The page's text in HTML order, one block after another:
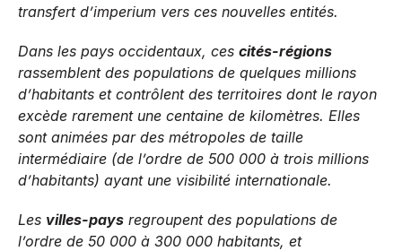
transfert d’imperium vers ces nouvelles entités.
Dans les pays occidentaux, ces cités-régions
rassemblent des populations de quelques millions
d’habitants et contrôlent des territoires dont le rayon
excède rarement une centaine de kilomètres. Elles
sont animées par des métropoles de taille
intermédiaire (de l’ordre de 500 000 à trois millions
d’habitants) ayant une visibilité internationale.
Les villes-pays regroupent des populations de
l’ordre de 50 000 à 300 000 habitants, et